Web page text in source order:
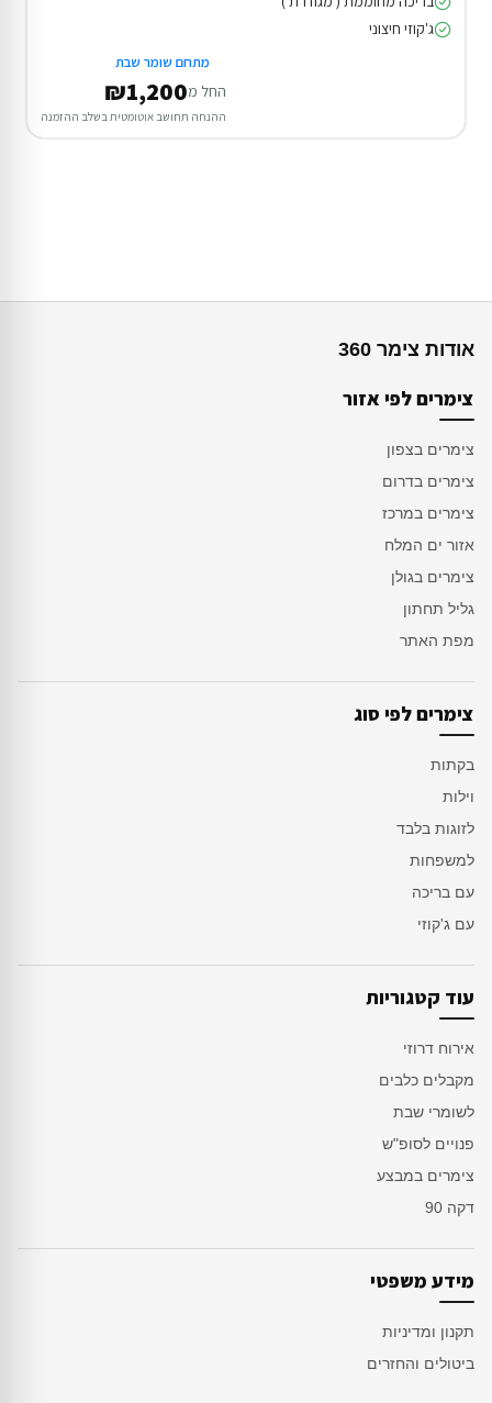
ג'קוזי חיצוני
מתחם שומר שבת
החל מ₪1,200
ההנחה תחושב אוטומטית בשלב ההזמנה
אודות צימר 360
צימרים לפי אזור
צימרים בצפון
צימרים בדרום
צימרים במרכז
אזור ים המלח
צימרים בגולן
גליל תחתון
מפת האתר
צימרים לפי סוג
בקתות
וילות
לזוגות בלבד
למשפחות
עם בריכה
עם ג'קוזי
עוד קטגוריות
אירוח דרוזי
מקבלים כלבים
לשומרי שבת
פנויים לסופ"ש
צימרים במבצע
דקה 90
מידע משפטי
תקנון ומדיניות
ביטולים והחזרים